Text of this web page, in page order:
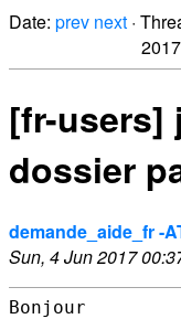
Date: prev next ·
[fr-users]
dossier
demande_aide_fr -
Sun, 4 Jun 2017
Bonjour